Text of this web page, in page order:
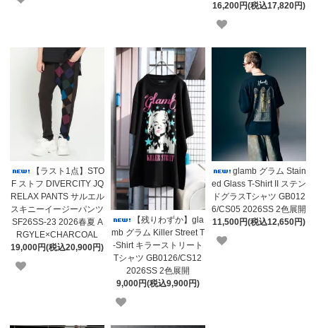
16,200円(税込17,820円)
【ラスト1点】STO
F ストフ DIVERCITY JQ
RELAX PANTS サルエル
スキニーイージーパンツ
SF26SS-23 2026春夏 A
RGYLE×CHARCOAL
19,000円(税込20,900円)
【残りわずか】gla
mb グラム Killer Street T
-Shirt キラーストリート
Tシャツ GB0126/CS12
2026SS 2色展開
9,000円(税込9,900円)
glamb グラム Stain
ed Glass T-Shirt II ステン
ドグラスTシャツ GB012
6/CS05 2026SS 2色展開
11,500円(税込12,650円)